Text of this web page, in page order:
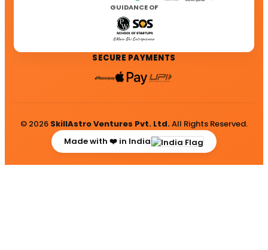
GUIDANCE OF
SECURE PAYMENTS
© 2026 SkillAstro Ventures Pvt. Ltd.All Rights Reserved.
Made with ❤️ in India